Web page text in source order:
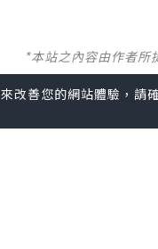
*本站之內容由作者所
【 U Creator 招募
善您的網站體驗，請